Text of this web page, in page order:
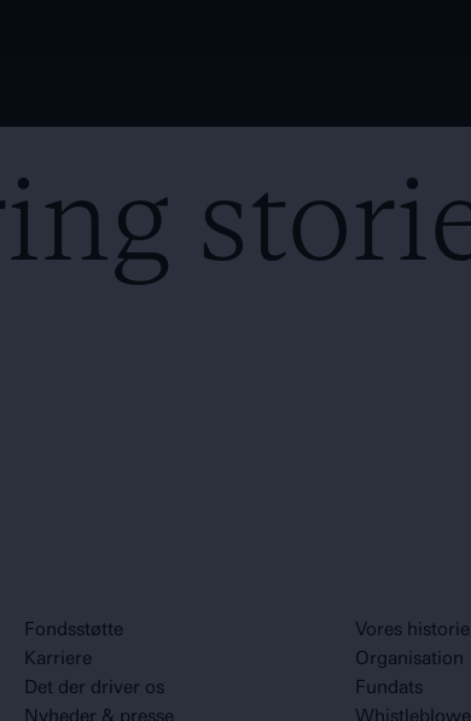
Fondsstøtte
Karriere
Det der driver os
Nyheder & presse
Vores historie
Organisation
Fundats